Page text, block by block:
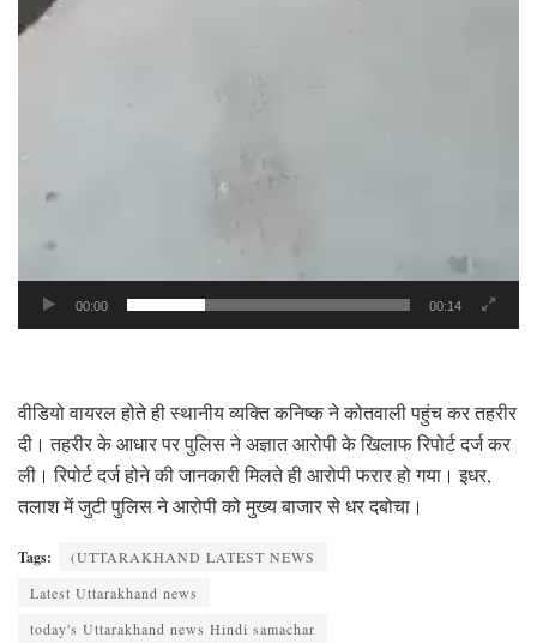
00:00 00:14
वीडियो वायरल होते ही स्थानीय व्यक्ति कनिष्क ने कोतवाली पहुंच कर तहरीर
दी। तहरीर के आधार पर पुलिस ने अज्ञात आरोपी के खिलाफ रिपोर्ट दर्ज कर
ली। रिपोर्ट दर्ज होने की जानकारी मिलते ही आरोपी फरार हो गया। इधर,
तलाश में जुटी पुलिस ने आरोपी को मुख्य बाजार से धर दबोचा।
Tags:
(UTTARAKHAND LATEST NEWS
Latest Uttarakhand news
today's Uttarakhand news Hindi samachar